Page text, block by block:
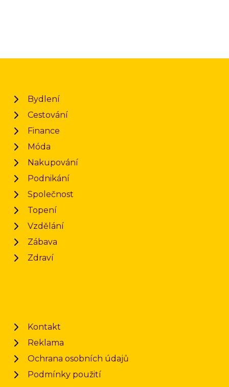
Bydlení
Cestování
Finance
Móda
Nakupování
Podnikání
Společnost
Topení
Vzdělání
Zábava
Zdraví
Kontakt
Reklama
Ochrana osobních údajů
Podmínky použití